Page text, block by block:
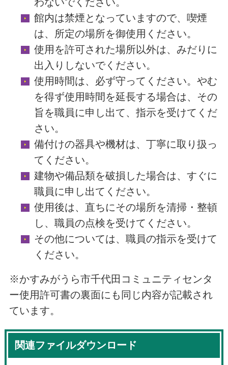
わないでください。
館内は禁煙となっていますので、喫煙
は、所定の場所を御使用ください。
使用を許可された場所以外は、みだりに
出入りしないでください。
使用時間は、必ず守ってください。やむ
を得ず使用時間を延長する場合は、その
旨を職員に申し出て、指示を受けてくだ
さい。
備付けの器具や機材は、丁寧に取り扱っ
てください。
建物や備品類を破損した場合は、すぐに
職員に申し出てください。
使用後は、直ちにその場所を清掃・整頓
し、職員の点検を受けてください。
その他については、職員の指示を受けて
ください。
※かすみがうら市千代田コミュニティセンタ
ー使用許可書の裏面にも同じ内容が記載され
ています。
関連ファイルダウンロード